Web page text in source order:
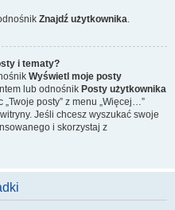
Znajdź użytkownika.
i tematy?
Wyświetl moje posty
lub odnośnik Posty użytkownika
posty” z menu „Więcej…”
Jeśli chcesz wyszukać swoje
i skorzystaj z